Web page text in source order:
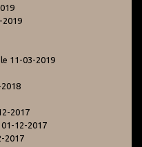
2019
le 11-03-2019
2017
01-12-2017
2017